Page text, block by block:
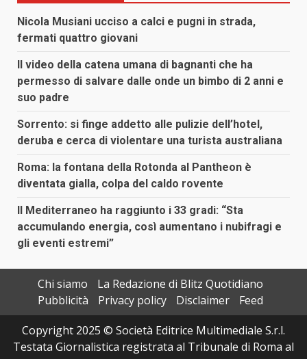
Nicola Musiani ucciso a calci e pugni in strada,
fermati quattro giovani
Il video della catena umana di bagnanti che ha
permesso di salvare dalle onde un bimbo di 2 anni e
suo padre
Sorrento: si finge addetto alle pulizie dell’hotel,
deruba e cerca di violentare una turista australiana
Roma: la fontana della Rotonda al Pantheon è
diventata gialla, colpa del caldo rovente
Il Mediterraneo ha raggiunto i 33 gradi: “Sta
accumulando energia, così aumentano i nubifragi e
gli eventi estremi”
Chi siamo
La Redazione di Blitz Quotidiano
Pubblicità
Privacy policy Disclaimer
Feed
Copyright 2025 © Società Editrice Multimediale S.r.l.
Testata Giornalistica registrata al Tribunale di Roma al